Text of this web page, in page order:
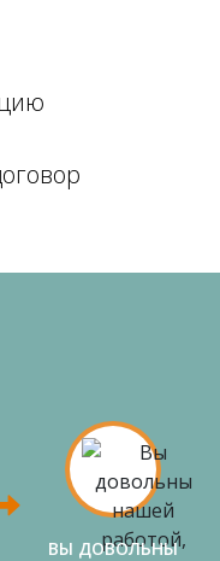
ВЫ ДОВОЛЬНЫ